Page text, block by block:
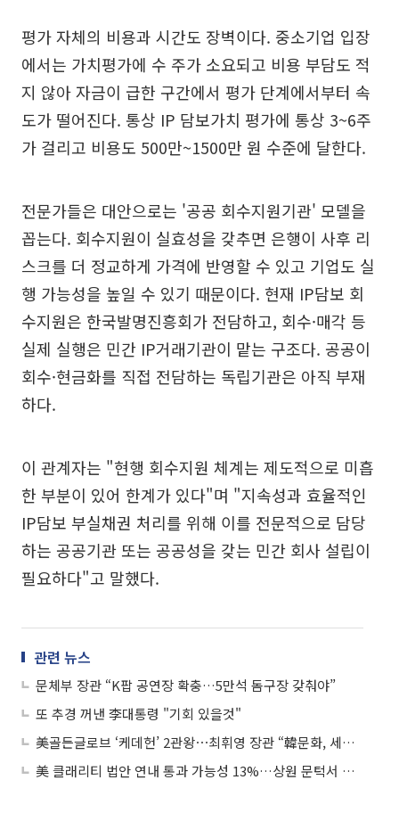
평가 자체의 비용과 시간도 장벽이다. 중소기업 입장
에서는 가치평가에 수 주가 소요되고 비용 부담도 적
지 않아 자금이 급한 구간에서 평가 단계에서부터 속
도가 떨어진다. 통상 IP 담보가치 평가에 통상 3~6주
가 걸리고 비용도 500만~1500만 원 수준에 달한다.
전문가들은 대안으로는 '공공 회수지원기관' 모델을
꼽는다. 회수지원이 실효성을 갖추면 은행이 사후 리
스크를 더 정교하게 가격에 반영할 수 있고 기업도 실
행 가능성을 높일 수 있기 때문이다. 현재 IP담보 회
수지원은 한국발명진흥회가 전담하고, 회수·매각 등
실제 실행은 민간 IP거래기관이 맡는 구조다. 공공이
회수·현금화를 직접 전담하는 독립기관은 아직 부재
하다.
이 관계자는 "현행 회수지원 체계는 제도적으로 미흡
한 부분이 있어 한계가 있다"며 "지속성과 효율적인
IP담보 부실채권 처리를 위해 이를 전문적으로 담당
하는 공공기관 또는 공공성을 갖는 민간 회사 설립이
필요하다"고 말했다.
관련 뉴스
문체부 장관 “K팝 공연장 확충…5만석 돔구장 갖춰야”
또 추경 꺼낸 李대통령 "기회 있을것"
美골든글로브 ‘케데헌’ 2관왕⋯최휘영 장관 “韓문화, 세계에서 창의성 인정받아”
美 클래리티 법안 연내 통과 가능성 13%…상원 문턱서 제동